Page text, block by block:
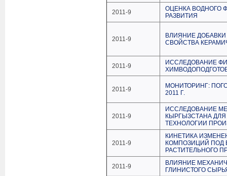
2011-9
ОЦЕНКА ВОДНОГО
РАЗВИТИЯ
2011-9
ВЛИЯНИЕ
СВОЙСТВА
2011-9
ИССЛЕДОВАНИЕ
2011-9
МОНИТОРИНГ:
2011 Г.
2011-9
ИССЛЕДОВАНИЕ
КЫРГЫЗСТАНА
ТЕХНОЛОГИИ
2011-9
КИНЕТИКА
КОМПОЗИЦИЙ ПОД
РАСТИТЕЛЬНОГО
2011-9
ВЛИЯНИЕ
ГЛИНИСТОГО